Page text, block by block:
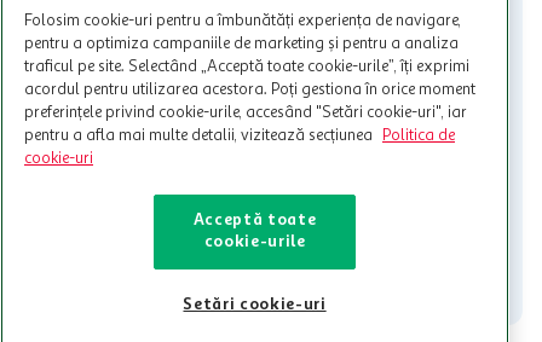
nu poate fi utilizat in legatura cu alti comercianți sau pentru alte
activitati in afara celor mentionate in Termene si Conditii. Auchan
nu raspunde pentru imposibilitatea utilizarii Cardului in perioada in
care aceste este suspendat sau in perioada in care sunt efectuate
intretineri sau reparatii tehnice la sistemul de utilizarea al Cardului.
Contacteaza-ne!
021-9141 contact@auchan.ro
Contact
Folosim cookie-uri pentru a îmbunătăți experiența de navigare,
pentru a optimiza campaniile de marketing și pentru a analiza
traficul pe site. Selectând „Acceptă toate cookie-urile”, îți exprimi
acordul pentru utilizarea acestora. Poți gestiona în orice moment
preferințele privind cookie-urile, accesând "Setări cookie-uri", iar
pentru a afla mai multe detalii, vizitează secțiunea
Politica de
cookie-uri
Acceptă toate
cookie-urile
Setări cookie-uri